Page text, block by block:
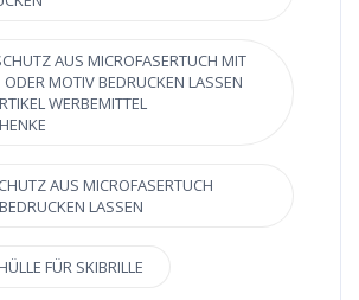
AUS MICROFASERTUCH MIT
MOTIV BEDRUCKEN LASSEN
WERBEMITTEL
AUS MICROFASERTUCH
LASSEN
FÜR SKIBRILLE